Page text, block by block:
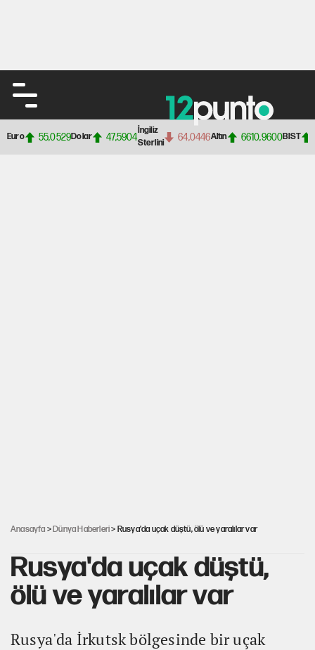
Euro 55,0529Dolar 47,5904
İngiliz
Sterlini
64,0446Altın 6610,9600BIST
Anasayfa >Dünya Haberleri> Rusya'da uçak düştü, ölü ve yaralılar var
Rusya'da uçak düştü,
ölü ve yaralılar var
Rusya'da İrkutsk bölgesinde bir uçak